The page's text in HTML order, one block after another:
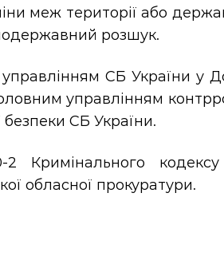
меж території або
розшук.
СБ України у
управлінням
безпеки СБ України.
2 Кримінального
обласної прокуратури.